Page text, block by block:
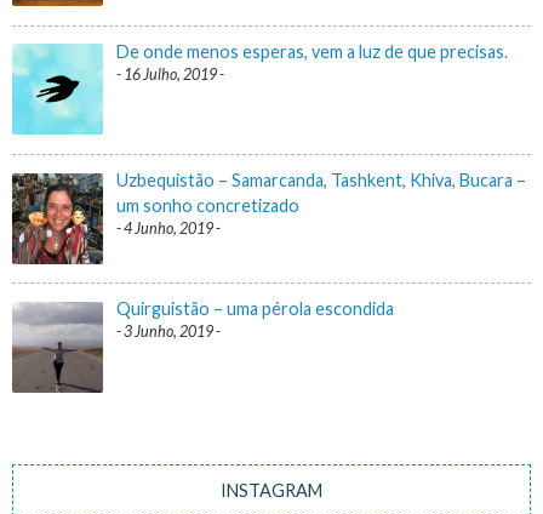
De onde menos esperas, vem a luz de que precisas.
16 Julho, 2019
Uzbequistão – Samarcanda, Tashkent, Khiva, Bucara –
um sonho concretizado
4 Junho, 2019
Quirguistão – uma pérola escondida
3 Junho, 2019
INSTAGRAM